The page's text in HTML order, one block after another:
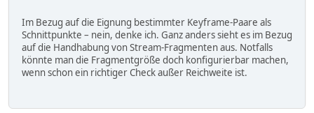
Im Bezug auf die Eignung bestimmter Keyframe-Paare als
Schnittpunkte – nein, denke ich. Ganz anders sieht es im Bezug
auf die Handhabung von Stream-Fragmenten aus. Notfalls
könnte man die Fragmentgröße doch konfigurierbar machen,
wenn schon ein richtiger Check außer Reichweite ist.